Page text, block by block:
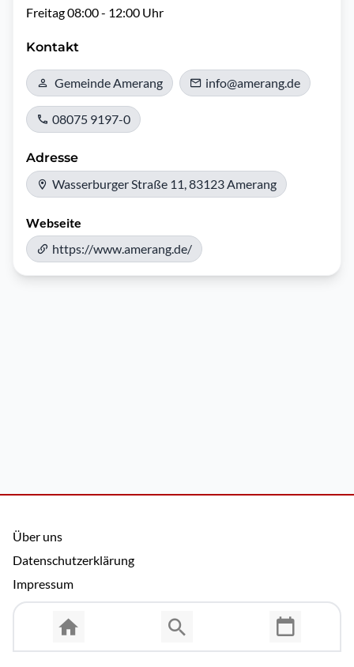
Freitag 08:00 - 12:00 Uhr
Kontakt
Gemeinde Amerang info@amerang.de
08075 9197-0
Adresse
Wasserburger Straße 11, 83123 Amerang
Webseite
https://www.amerang.de/
Über uns
Datenschutzerklärung
Impressum
Allgemeine Nutzungsbedingungen